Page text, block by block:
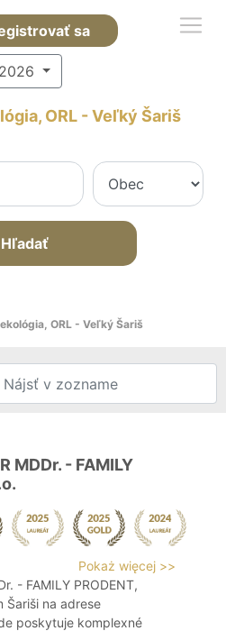
sa
2026
ORL - Veľký Šariš
Hľadať
ORL - Veľký Šariš
MDDr. - FAMILY
Pokaż więcej >>
- FAMILY PRODENT,
Šariši na adrese
poskytuje komplexné